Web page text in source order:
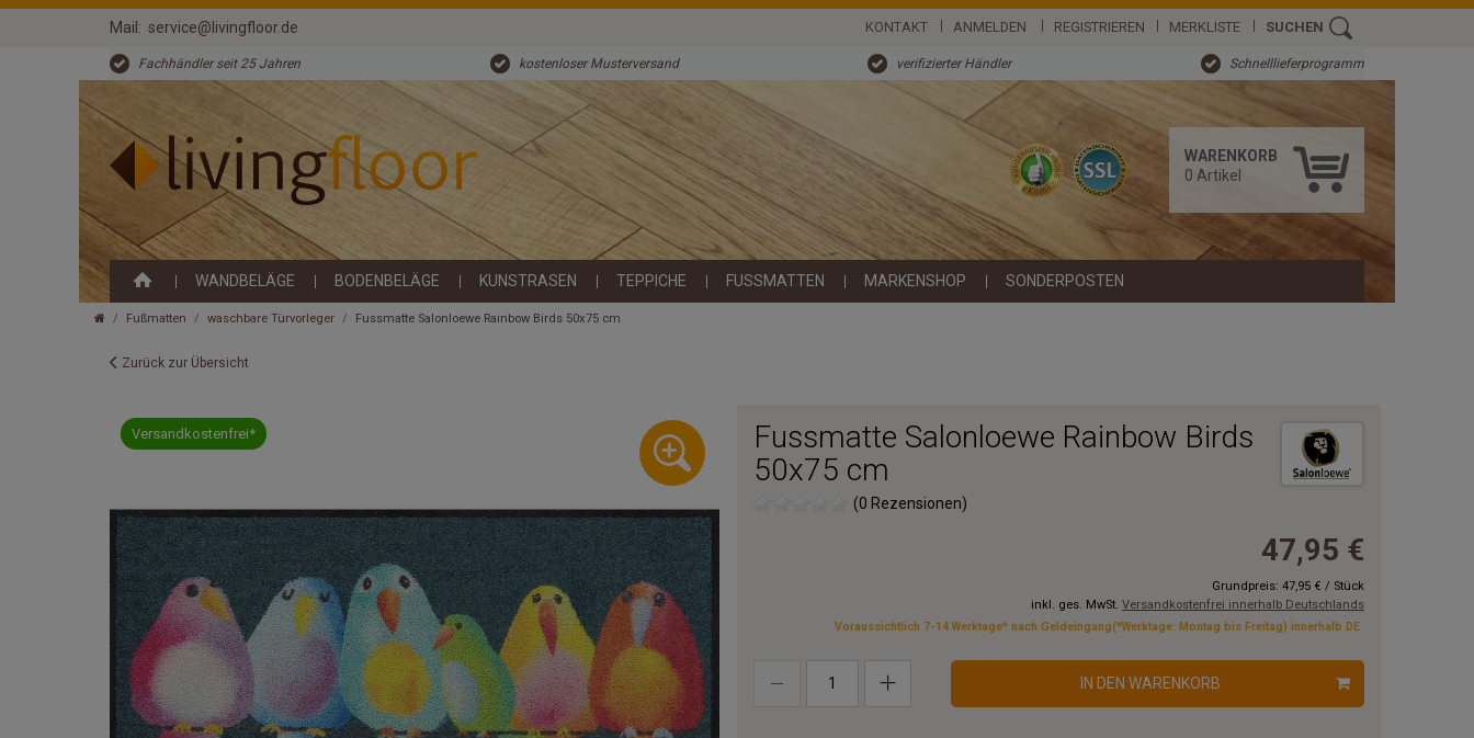
Mail: service@livingfloor.de KONTAKT ANMELDEN REGISTRIEREN MERKLISTE SUCHEN
Fachhändler seit 25 Jahren kostenloser Musterversand verifizierter Händler Schnelllieferprogramm
WARENKORB
0 Artikel
WANDBELÄGE BODENBELÄGE KUNSTRASEN TEPPICHE FUSSMATTEN MARKENSHOP SONDERPOSTEN
Fußmatten waschbare Türvorleger Fussmatte Salonloewe Rainbow Birds 50x75 cm
Zurück zur Übersicht
Versandkostenfrei*
Fussmatte Salonloewe Rainbow Birds
50x75 cm
(0 Rezensionen)
47,95 €
Grundpreis: 47,95 € / Stück
inkl. ges. MwSt. Versandkostenfrei innerhalb Deutschlands
Voraussichtlich 7-14 Werktage* nach Geldeingang(*Werktage: Montag bis Freitag) innerhalb DE
IN DEN WARENKORB